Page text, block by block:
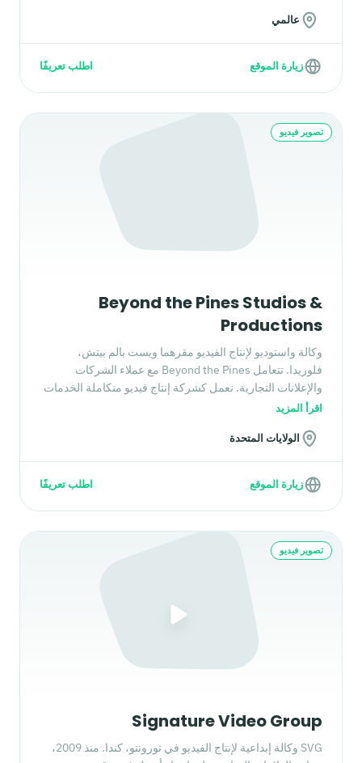
عالمي
زيارة الموقع اطلب تعريفًا
تصوير فيديو
Beyond the Pines Studios &
Productions
وكالة واستوديو لإنتاج الفيديو مقرهما ويست بالم بيتش،
فلوريدا. تتعامل Beyond the Pines مع عملاء الشركات
والإعلانات التجارية. نعمل كشركة إنتاج فيديو متكاملة الخدمات
ودار تأجير معدات وقيادة دعم إنتاج واستوديو. نخدم جميع عملائنا
والتقني والمونتاج عن بُعد والتطوير الإبداعي في جميع المشاريع
للشركات وشركات الإنتاج على حد سواء.
اقرأ المزيد
الولايات المتحدة
زيارة الموقع اطلب تعريفًا
تصوير فيديو
Signature Video Group
SVG وكالة إبداعية لإنتاج الفيديو في تورونتو، كندا. منذ 2009،